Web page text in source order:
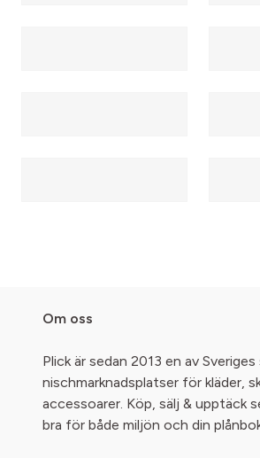
Om oss
Plick är sedan 2013 en av
nischmarknadsplatser för kläder,
accessoarer. Köp, sälj & upptäck
bra för både miljön och din